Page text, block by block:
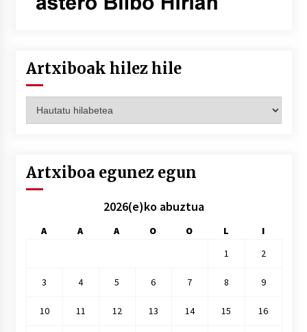
Artxiboak hilez hile
hilez
Artxiboa egunez egun
2026(e)ko abuztua
A A A O O L
I
1
2
3 4 5 6 7 8 9
10 11 12 13 14 15 16